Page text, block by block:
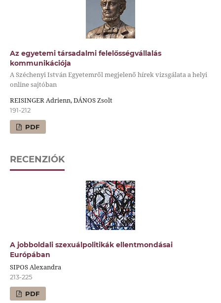
Az egyetemi társadalmi felelősségvállalás
kommunikációja
A Széchenyi István Egyetemről megjelenő hírek vizsgálata a helyi
online sajtóban
REISINGER Adrienn, DÁNOS Zsolt
191-212
PDF
RECENZIÓK
A jobboldali szexuálpolitikák ellentmondásai
Európában
SIPOS Alexandra
213-225
PDF